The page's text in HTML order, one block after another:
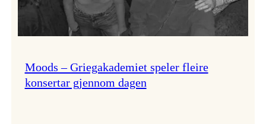
Moods – Griegakademiet speler fleire
konsertar gjennom dagen